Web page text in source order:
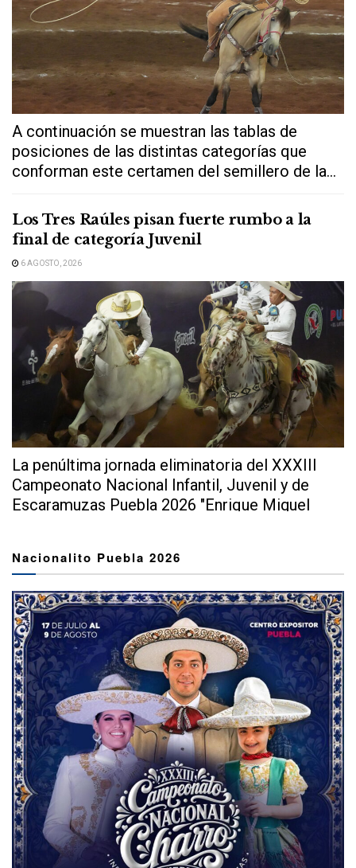
A continuación se muestran las tablas de
posiciones de las distintas categorías que
conforman este certamen del semillero de la...
Los Tres Raúles pisan fuerte rumbo a la
final de categoría Juvenil
6 AGOSTO, 2026
La penúltima jornada eliminatoria del XXXIII
Campeonato Nacional Infantil, Juvenil y de
Escaramuzas Puebla 2026 "Enrique Miguel
Nacionalito Puebla 2026